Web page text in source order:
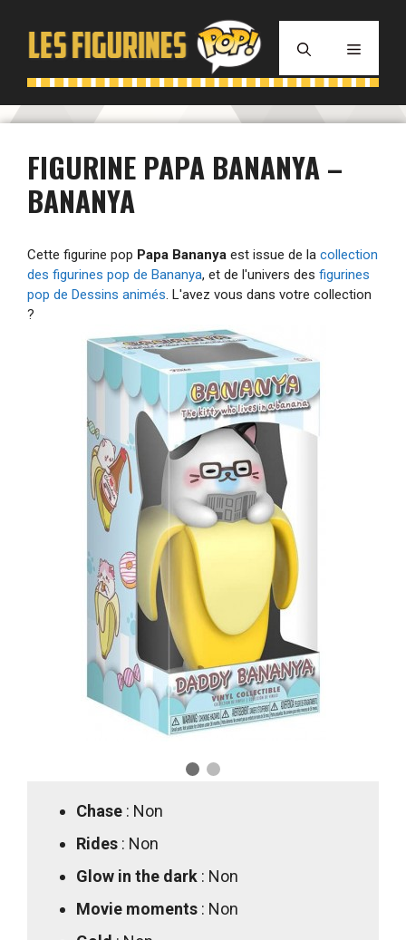
contenu
MENU
FIGURINE PAPA BANANYA –
BANANYA
Cette figurine pop Papa Bananya est issue de la collection
des figurines pop de Bananya, et de l'univers des figurines
pop de Dessins animés. L'avez vous dans votre collection
?
Chase : Non
Rides : Non
Glow in the dark : Non
Movie moments : Non